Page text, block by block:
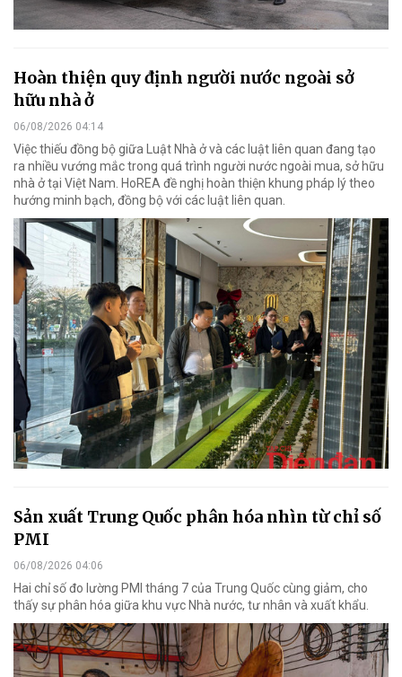
Hoàn thiện quy định người nước ngoài sở
hữu nhà ở
06/08/2026 04:14
Việc thiếu đồng bộ giữa Luật Nhà ở và các luật liên quan đang tạo
ra nhiều vướng mắc trong quá trình người nước ngoài mua, sở hữu
nhà ở tại Việt Nam. HoREA đề nghị hoàn thiện khung pháp lý theo
hướng minh bạch, đồng bộ với các luật liên quan.
Sản xuất Trung Quốc phân hóa nhìn từ chỉ số
PMI
06/08/2026 04:06
Hai chỉ số đo lường PMI tháng 7 của Trung Quốc cùng giảm, cho
thấy sự phân hóa giữa khu vực Nhà nước, tư nhân và xuất khẩu.